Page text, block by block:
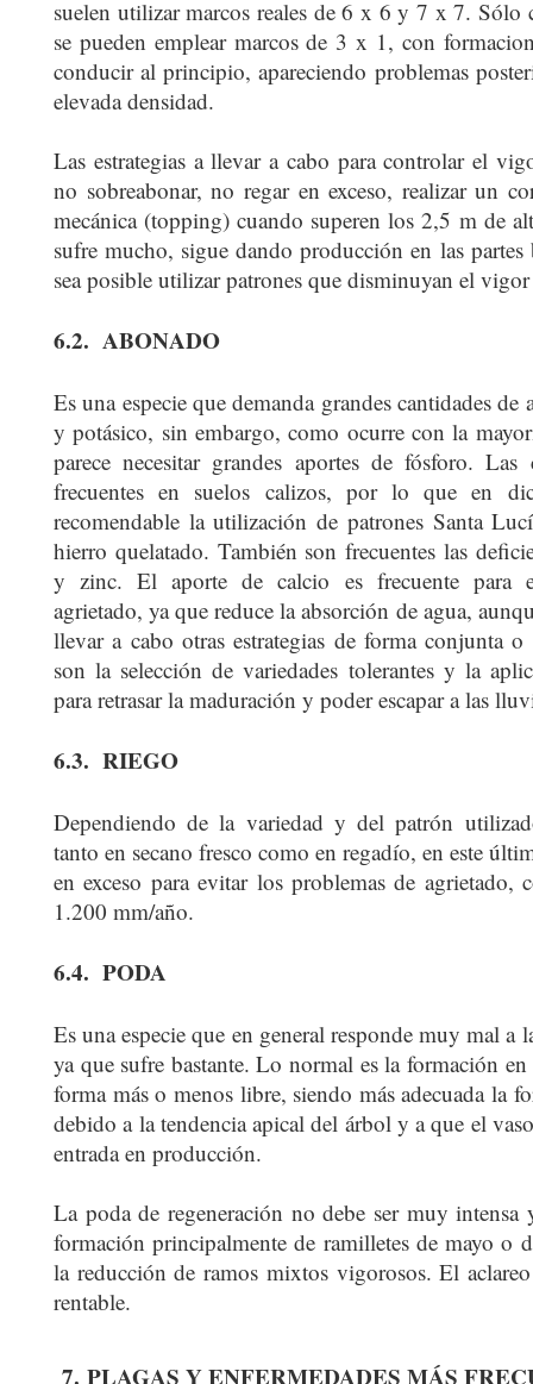
suelen utilizar marcos reales de 6 x 6 y 7 x 7. Sólo
se pueden emplear marcos de 3 x 1, con
conducir al principio, apareciendo problemas
elevada densidad.
Las estrategias a llevar a cabo para controlar el
no sobreabonar, no regar en exceso, realizar un
mecánica (topping) cuando superen los 2,5 m de
sufre mucho, sigue dando producción en las partes
sea posible utilizar patrones que disminuyan el
6.2. ABONADO
Es una especie que demanda grandes cantidades
y potásico, sin embargo, como ocurre con la
parece necesitar grandes aportes de fósforo. Las
frecuentes en suelos calizos, por lo que en
recomendable la utilización de patrones Santa
hierro quelatado. También son frecuentes las
y zinc. El aporte de calcio es frecuente para
agrietado, ya que reduce la absorción de agua,
llevar a cabo otras estrategias de forma conjunta
son la selección de variedades tolerantes y la
para retrasar la maduración y poder escapar a las
6.3. RIEGO
Dependiendo de la variedad y del patrón
tanto en secano fresco como en regadío, en este
en exceso para evitar los problemas de agrietado,
1.200 mm/año.
6.4. PODA
Es una especie que en general responde muy mal a
ya que sufre bastante. Lo normal es la formación
forma más o menos libre, siendo más adecuada la
debido a la tendencia apical del árbol y a que el
entrada en producción.
La poda de regeneración no debe ser muy intensa
formación principalmente de ramilletes de mayo o
la reducción de ramos mixtos vigorosos. El
rentable.
7. PLAGAS Y ENFERMEDADES MÁS